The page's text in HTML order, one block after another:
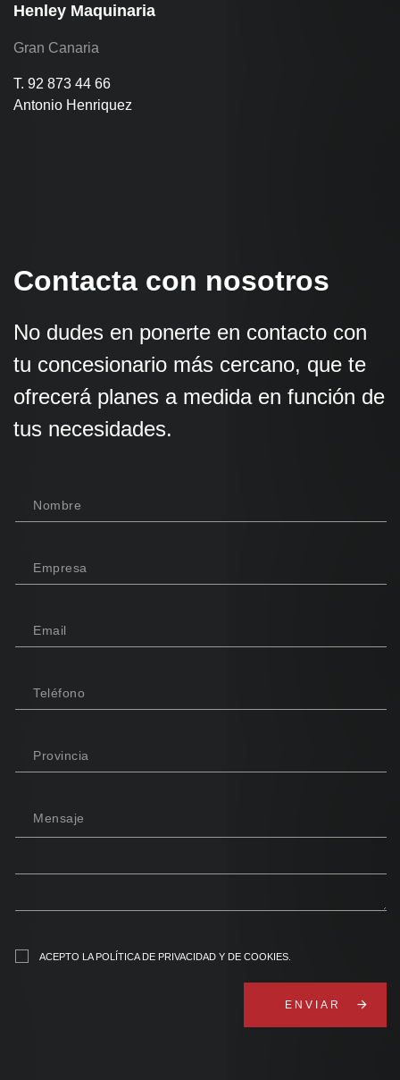
Henley Maquinaria
Gran Canaria
T. 92 873 44 66
Antonio Henriquez
Contacta con nosotros
No dudes en ponerte en contacto con
tu concesionario más cercano, que te
ofrecerá planes a medida en función de
tus necesidades.
Nombre
Empresa
Email
Teléfono
Provincia
Mensaje
ACEPTO LA POLÍTICA DE PRIVACIDAD Y DE COOKIES
arrow_forward